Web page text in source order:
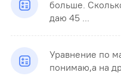
больше.
даю 45 ...
Уравнение по
понимаю,а на